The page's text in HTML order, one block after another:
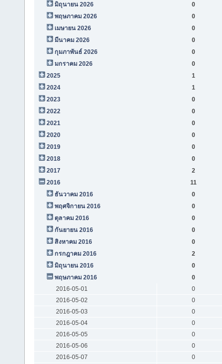
มิถุนายน 2026
0
พฤษภาคม 2026
0
เมษายน 2026
0
มีนาคม 2026
0
กุมภาพันธ์ 2026
0
มกราคม 2026
0
2025
1
2024
1
2023
0
2022
0
2021
0
2020
0
2019
0
2018
0
2017
2
2016
11
ธันวาคม 2016
0
พฤศจิกายน 2016
0
ตุลาคม 2016
0
กันยายน 2016
0
สิงหาคม 2016
0
กรกฎาคม 2016
2
มิถุนายน 2016
0
พฤษภาคม 2016
0
2016-05-01
0
2016-05-02
0
2016-05-03
0
2016-05-04
0
2016-05-05
0
2016-05-06
0
2016-05-07
0